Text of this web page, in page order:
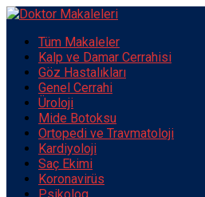
Tüm Makaleler
Kalp ve Damar Cerrahisi
Göz Hastalıkları
Genel Cerrahi
Üroloji
Mide Botoksu
Ortopedi ve Travmatoloji
Kardiyoloji
Saç Ekimi
Koronavirüs